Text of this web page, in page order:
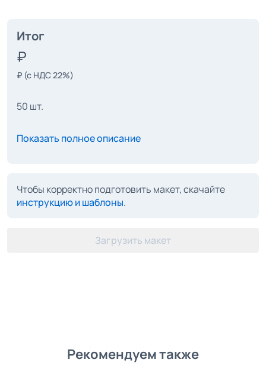
Итог
₽ (с НДС 22%)
50 шт.
Показать полное описание
Чтобы корректно подготовить макет, скачайте
инструкцию и шаблоны.
Загрузить макет
Рекомендуем также